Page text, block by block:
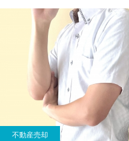
不動産売却